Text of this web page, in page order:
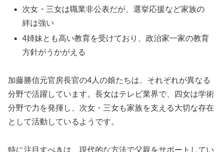
次女・三女は職業非公表だが、選挙応援など家族の
絆は強い
4姉妹とも高い教育を受けており、政治家一家の教育
方針がうかがえる
加藤勝信元官房長官の4人の娘たちは、それぞれが異なる
分野で活躍しています。長女はテレビ業界で、四女は学術
分野で力を発揮し、次女・三女も家族を支える大切な存在
として活動しているようです。
特に注目すべきは、現代的な方法で父親をサポートしてい